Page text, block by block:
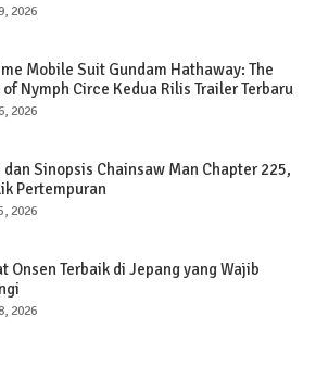
2026
Mobile Suit Gundam Hathaway: The
Nymph Circe Kedua Rilis Trailer Terbaru
OP oleh SZA
2026
dan Sinopsis Chainsaw Man Chapter 225,
Pertempuran
2026
Onsen Terbaik di Jepang yang Wajib
2026